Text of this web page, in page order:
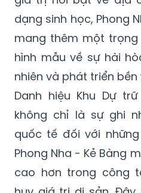
dạng sinh học, Phong
mang thêm một
hình mẫu về sự hài
nhiên và phát triển bền
Danh hiệu Khu Dự
không chỉ là sự ghi
quốc tế đối với
Phong Nha - Kẻ Bàng
cao hơn trong công